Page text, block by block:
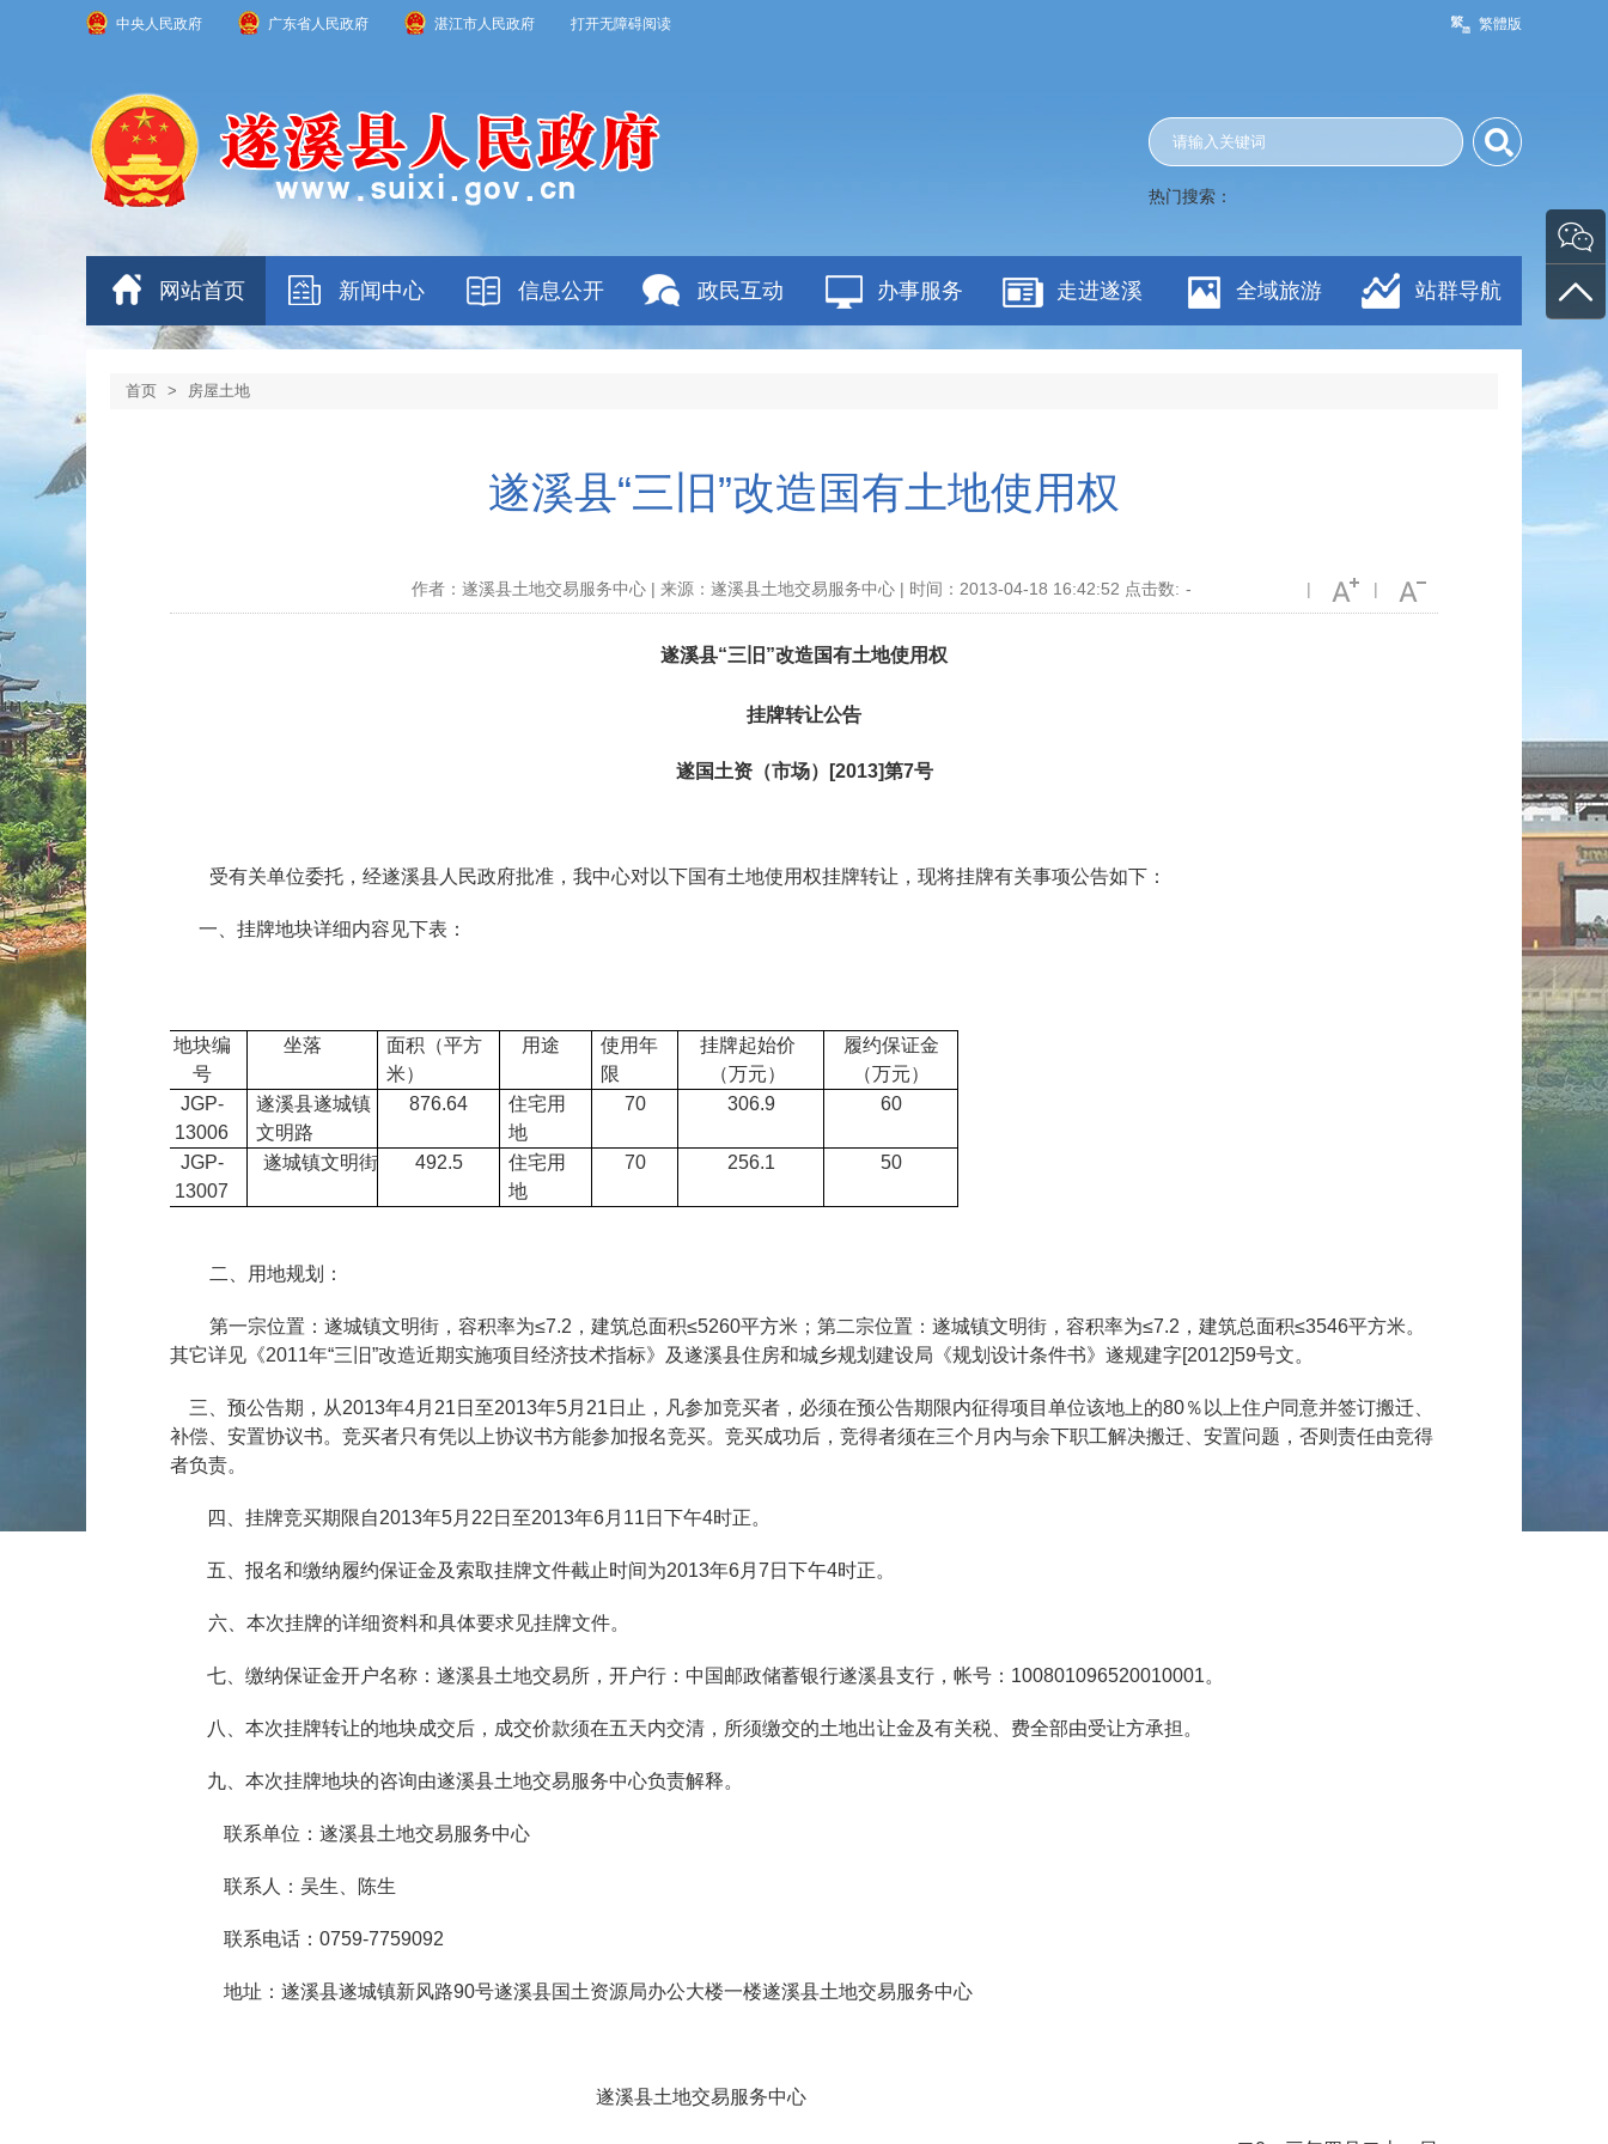
繁體版
中央人民政府 广东省人民政府 湛江市人民政府 打开无障碍阅读
热门搜索：
网站首页 新闻中心 信息公开 政民互动 办事服务 走进遂溪 全域旅游 站群导航
首页 > 房屋土地
遂溪县“三旧”改造国有土地使用权
|
|
作者：遂溪县土地交易服务中心 | 来源：遂溪县土地交易服务中心 | 时间：2013-04-18 16:42:52 点击数: -
遂溪县“三旧”改造国有土地使用权
挂牌转让公告
遂国土资（市场）[2013]第7号
受有关单位委托，经遂溪县人民政府批准，我中心对以下国有土地使用权挂牌转让，现将挂牌有关事项公告如下：
一、挂牌地块详细内容见下表：
地块编
号
坐落
面积（平方
米）
用途
使用年
限
挂牌起始价
（万元）
履约保证金
（万元）
JGP-
13006
遂溪县遂城镇
文明路
876.64
住宅用
地
70 306.9 60
JGP-
13007
遂城镇文明街 492.5
住宅用
地
70 256.1 50
二、用地规划：
第一宗位置：遂城镇文明街，容积率为≤7.2，建筑总面积≤5260平方米；第二宗位置：遂城镇文明街，容积率为≤7.2，建筑总面积≤3546平方米。
其它详见《2011年“三旧”改造近期实施项目经济技术指标》及遂溪县住房和城乡规划建设局《规划设计条件书》遂规建字[2012]59号文。
三、预公告期，从2013年4月21日至2013年5月21日止，凡参加竞买者，必须在预公告期限内征得项目单位该地上的80％以上住户同意并签订搬迁、
补偿、安置协议书。竞买者只有凭以上协议书方能参加报名竞买。竞买成功后，竞得者须在三个月内与余下职工解决搬迁、安置问题，否则责任由竞得
者负责。
四、挂牌竞买期限自2013年5月22日至2013年6月11日下午4时正。
五、报名和缴纳履约保证金及索取挂牌文件截止时间为2013年6月7日下午4时正。
六、本次挂牌的详细资料和具体要求见挂牌文件。
七、缴纳保证金开户名称：遂溪县土地交易所，开户行：中国邮政储蓄银行遂溪县支行，帐号：100801096520010001。
八、本次挂牌转让的地块成交后，成交价款须在五天内交清，所须缴交的土地出让金及有关税、费全部由受让方承担。
九、本次挂牌地块的咨询由遂溪县土地交易服务中心负责解释。
联系单位：遂溪县土地交易服务中心
联系人：吴生、陈生
联系电话：0759-7759092
地址：遂溪县遂城镇新风路90号遂溪县国土资源局办公大楼一楼遂溪县土地交易服务中心
遂溪县土地交易服务中心